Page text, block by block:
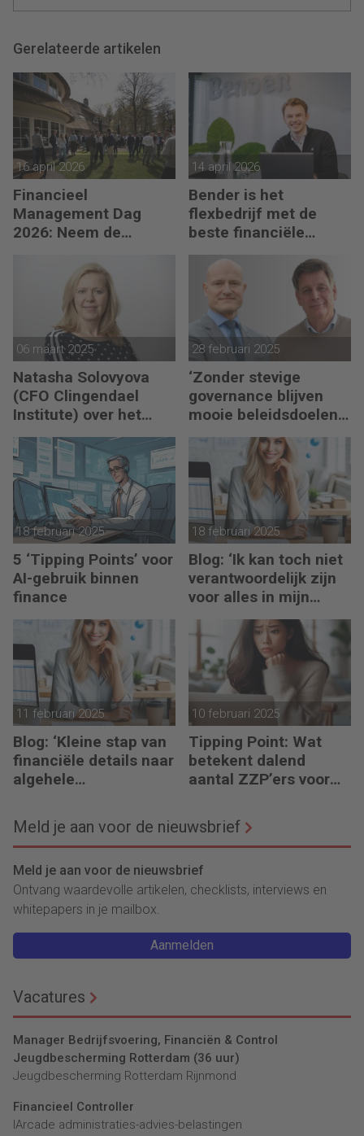
Gerelateerde artikelen
16 april 2026
Financieel
Management Dag
2026: Neem de
14 april 2026
Bender is het
flexbedrijf met de
beste financiële
prestatie
06 maart 2025
Natasha Solovyova
(CFO Clingendael
Institute) over het
positioneren van het
finance-team als
strategische
businesspartner
28 februari 2025
‘Zonder stevige
governance blijven
mooie beleidsdoelen
snel steken in goede
voornemens.’
18 februari 2025
5 ‘Tipping Points’ voor
AI-gebruik binnen
finance
18 februari 2025
Blog: ‘Ik kan toch niet
verantwoordelijk zijn
voor alles in mijn
waardeketen?’
11 februari 2025
Blog: ‘Kleine stap van
financiële details naar
algehele
10 februari 2025
Tipping Point: Wat
betekent dalend
aantal ZZP’ers voor
Meld je aan voor de nieuwsbrief
Meld je aan voor de nieuwsbrief
Ontvang waardevolle artikelen, checklists, interviews en
whitepapers in je mailbox.
Aanmelden
Vacatures
Manager Bedrijfsvoering, Financiën & Control
Jeugdbescherming Rotterdam (36 uur)
Jeugdbescherming Rotterdam Rijnmond
Financieel Controller
lArcade administraties-advies-belastingen